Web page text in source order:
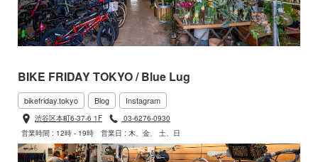
BIKE FRIDAY TOKYO / Blue Lug
bikefriday.tokyo Blog Instagram
渋谷区本町6-37-6 1F
03-6276-0930
営業時間 : 12時 - 19時
営業日 : 木、金、 土、日